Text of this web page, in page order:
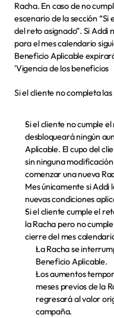
Racha. En caso de no
escenario de la sección
del reto asignado”. Si Addi
para el mes calendario
Beneficio Aplicable
'Vigencia de los beneficios
Si el cliente no completa
Si el cliente no cumple
desbloqueará ningún
Aplicable. El cupo del
sin ninguna
comenzar una nueva
Mes únicamente si Addi
nuevas condiciones
Si el cliente cumple el
la Racha pero no
cierre del mes
La Racha se
Beneficio Aplicable.
Los aumentos
meses previos de la
regresará al valor
campaña.